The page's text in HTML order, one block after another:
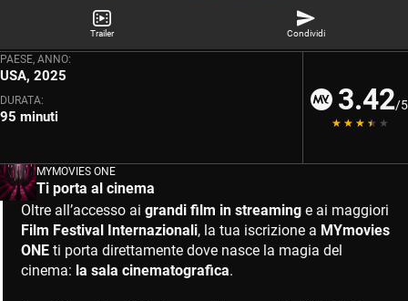
3.42/5
Trailer Condividi
PAESE, ANNO:
USA, 2025
DURATA:
95 minuti
MYMOVIES ONE
Ti porta al cinema
Oltre all’accesso ai grandi film in streaming e ai maggiori
Film Festival Internazionali, la tua iscrizione a MYmovies
ONE ti porta direttamente dove nasce la magia del
cinema: la sala cinematografica.